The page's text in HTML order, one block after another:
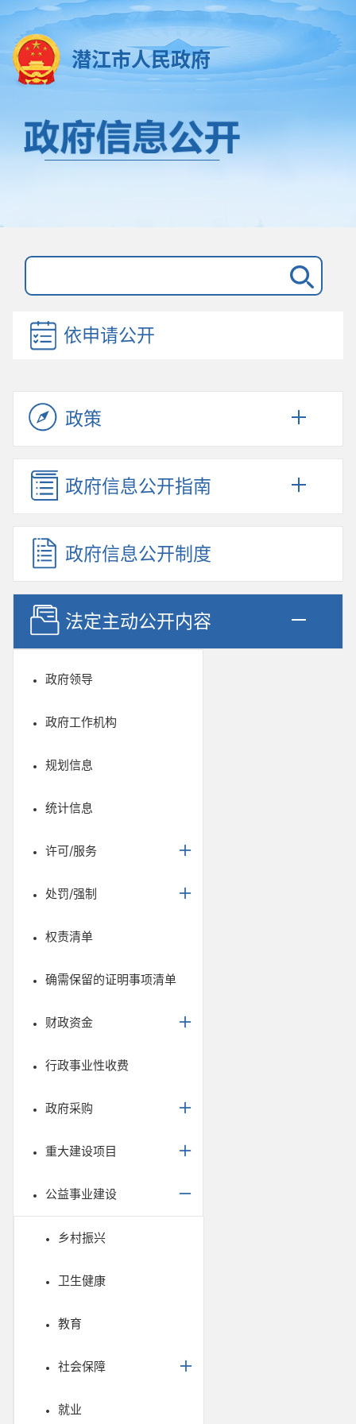
潜江市人民政府
依申请公开
政策
政府信息公开指南
政府信息公开制度
法定主动公开内容
政府领导
政府工作机构
规划信息
统计信息
许可/服务
处罚/强制
权责清单
确需保留的证明事项清单
财政资金
行政事业性收费
政府采购
重大建设项目
公益事业建设
乡村振兴
卫生健康
教育
社会保障
就业